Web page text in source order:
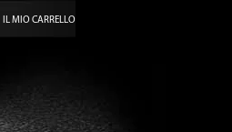
IL MIO CARRELLO